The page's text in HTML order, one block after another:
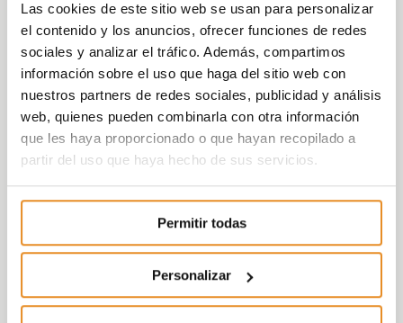
Las cookies de este sitio web se usan para personalizar
el contenido y los anuncios, ofrecer funciones de redes
sociales y analizar el tráfico. Además, compartimos
información sobre el uso que haga del sitio web con
nuestros partners de redes sociales, publicidad y análisis
web, quienes pueden combinarla con otra información
que les haya proporcionado o que hayan recopilado a
partir del uso que haya hecho de sus servicios.
Permitir todas
Personalizar
Málaga, Tenerife, Valencia y La Coruña. En
conjunto, dichos suelos tienen una
edificabilidad para uso residencial de 105.741
m2 y unas 837 viviendas.
“Con estas inversiones, Vía Célere pone de
manifiesto su vocación y fuerte capacidad
de crecimiento en el mercado. Contamos
con un modelo de negocio innovador, que
nos permite diseñar y desarrollar los
proyectos en función de la demanda
existente, y donde incorporamos procesos
de industrialización que nos permiten
acortar al máximo los tiempos y plazos en la